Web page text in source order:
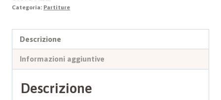
Categoria: Partiture
Descrizione
Informazioni aggiuntive
Descrizione